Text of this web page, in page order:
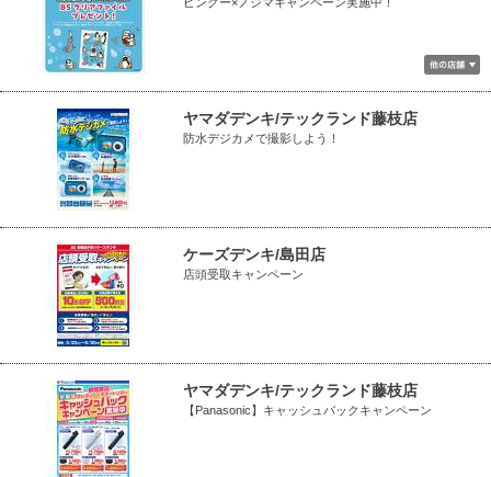
ヤマダデンキ/テックランド藤枝店
防水デジカメで撮影しよう！
ケーズデンキ/島田店
店頭受取キャンペーン
ヤマダデンキ/テックランド藤枝店
【Panasonic】キャッシュバックキャンペーン